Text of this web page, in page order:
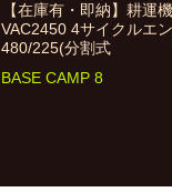
【在庫有・即納】耕運
VAC2450 4サイクルエ
480/225(分割式
BASE CAMP 8